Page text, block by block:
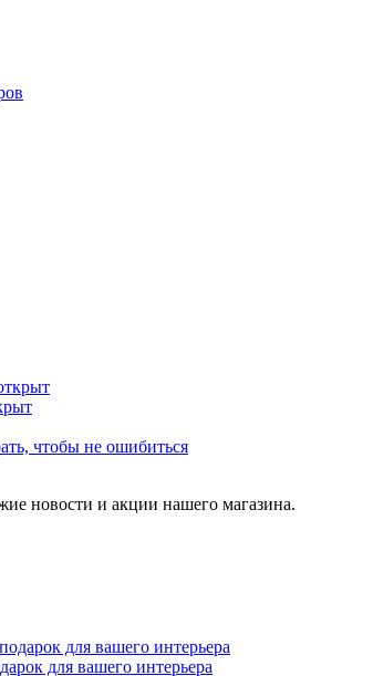
чтобы не ошибиться
новости и акции нашего магазина.
для вашего интерьера